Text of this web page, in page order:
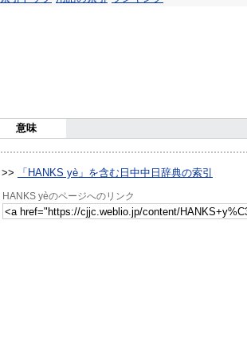
意味
>> 「HANKS yè」を含む日中中日辞典の索引
HANKS yèのページへのリンク